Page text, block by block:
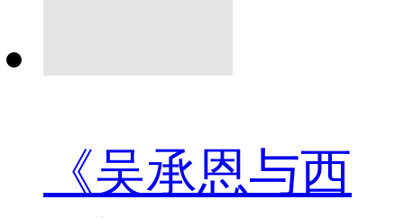
《吴承恩与西